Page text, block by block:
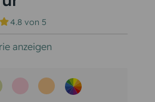
4.8von 5
anzeigen